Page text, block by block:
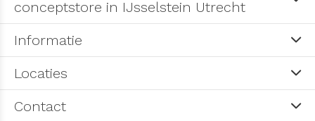
conceptstore in IJsselstein Utrecht
Informatie
Locaties
Contact